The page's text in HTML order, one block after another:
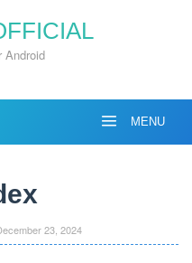
Android
MENU
23, 2024